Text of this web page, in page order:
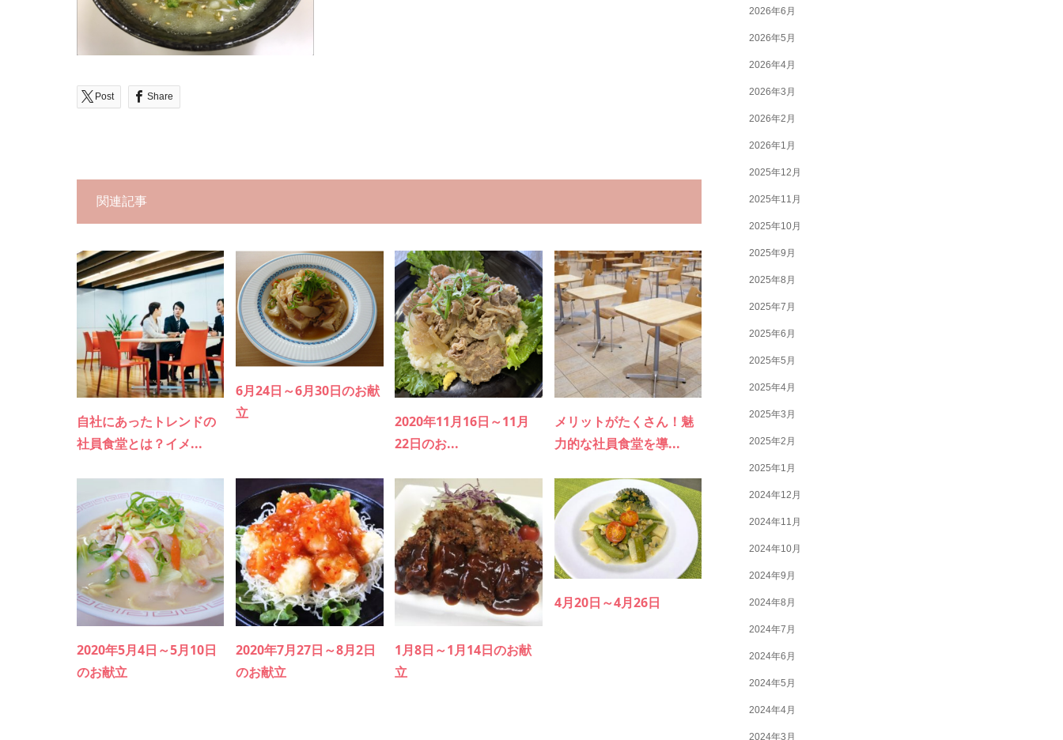
Post Share
関連記事
自社にあったトレンドの
社員食堂とは？イメ...
6月24日～6月30日のお献
立
2020年11月16日～11月
22日のお...
メリットがたくさん！魅
力的な社員食堂を導...
2020年5月4日～5月10日
のお献立
2020年7月27日～8月2日
のお献立
1月8日～1月14日のお献
立
4月20日～4月26日
2026年6月
2026年5月
2026年4月
2026年3月
2026年2月
2026年1月
2025年12月
2025年11月
2025年10月
2025年9月
2025年8月
2025年7月
2025年6月
2025年5月
2025年4月
2025年3月
2025年2月
2025年1月
2024年12月
2024年11月
2024年10月
2024年9月
2024年8月
2024年7月
2024年6月
2024年5月
2024年4月
2024年3月